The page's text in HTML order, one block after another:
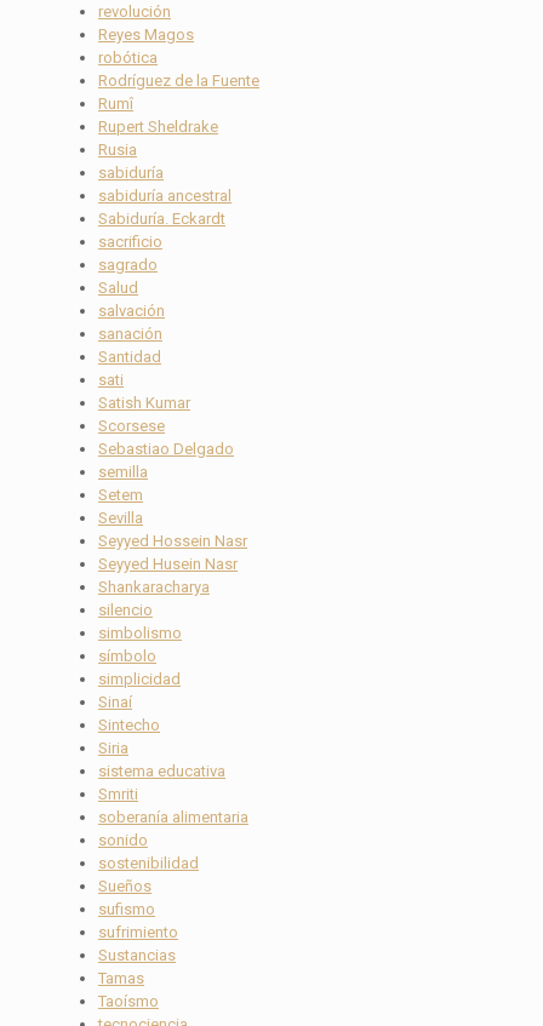
revolución
Reyes Magos
robótica
Rodríguez de la Fuente
Rumî
Rupert Sheldrake
Rusia
sabiduría
sabiduría ancestral
Sabiduría. Eckardt
sacrificio
sagrado
Salud
salvación
sanación
Santidad
sati
Satish Kumar
Scorsese
Sebastiao Delgado
semilla
Setem
Sevilla
Seyyed Hossein Nasr
Seyyed Husein Nasr
Shankaracharya
silencio
simbolismo
símbolo
simplicidad
Sinaí
Sintecho
Siria
sistema educativa
Smriti
soberanía alimentaria
sonido
sostenibilidad
Sueños
sufismo
sufrimiento
Sustancias
Tamas
Taoísmo